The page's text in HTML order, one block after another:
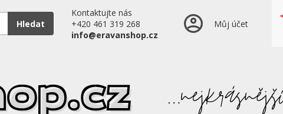
Hledat
Kontaktujte nás
+420 461 319 268
info@eravanshop.cz
Můj účet